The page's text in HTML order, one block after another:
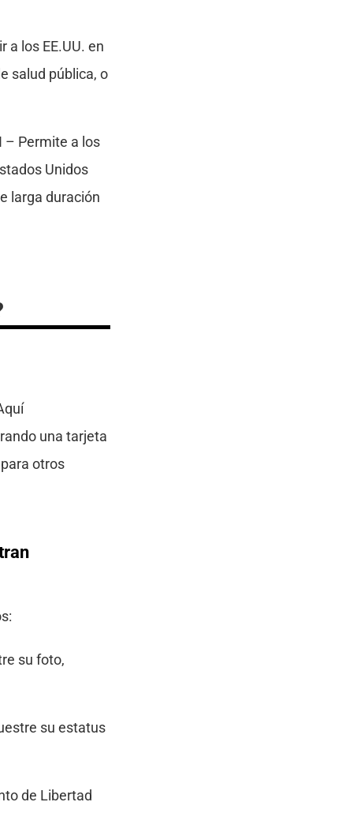
los EE.UU. en
salud pública, o
– Permite a los
Unidos
larga duración
una tarjeta
otros
su foto,
su estatus
de Libertad